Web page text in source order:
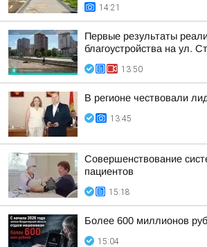
14:21
Первые результаты
благоустройства на ул.
13:50
В регионе чествовали
13:45
Совершенствование
пациентов
15:18
Более 600 миллионов
15:04